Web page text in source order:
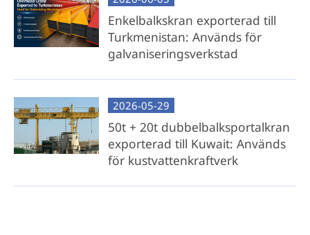
och steg-för-steg-guide för lokal
tillverkning av tvärbalkar.
Bäst för: Kostnadsmedvetna kunder med
tillverkningskapacitet.
Enkelbalkskran exporterad till
Turkmenistan: Används för
galvaniseringsverkstad
2026-05-29
50t + 20t dubbelbalksportalkran
exporterad till Kuwait: Används
för kustvattenkraftverk